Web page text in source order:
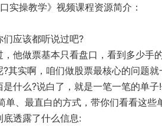
实操教学》视频课程资源简介：
应该都听说过吧?
他做票基本只看盘口，看到多少手
其实啊，咱们做股票最核心的问题
什么?说白了，就是一笔一笔的单
单、最直白的方式，带你们看看这些
透露了什么信息: